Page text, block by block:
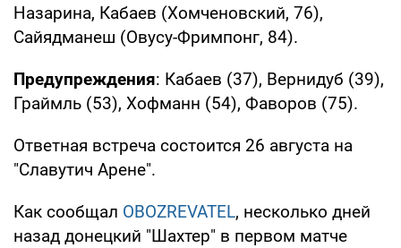
Назарина, Кабаев (Хомченовский, 76),
Сайядманеш (Овусу-Фримпонг, 84).
Предупреждения: Кабаев (37), Вернидуб (39),
Граймль (53), Хофманн (54), Фаворов (75).
Ответная встреча состоится 26 августа на
"Славутич Арене".
Как сообщал OBOZREVATEL, несколько дней
назад донецкий "Шахтер" в первом матче